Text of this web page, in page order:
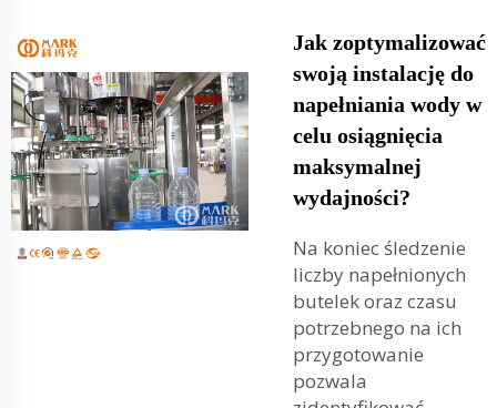
Jak zoptymalizować
swoją instalację do
napełniania wody w
celu osiągnięcia
maksymalnej
wydajności?
Na koniec śledzenie
liczby napełnionych
butelek oraz czasu
potrzebnego na ich
przygotowanie
pozwala